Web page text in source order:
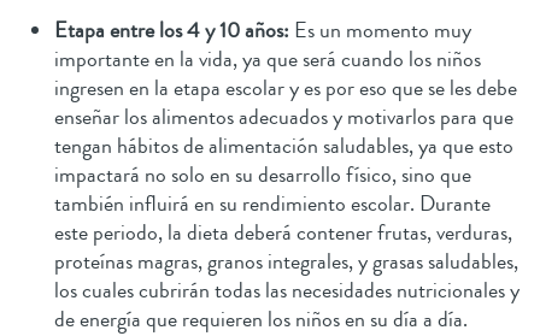
Etapa entre los 4 y 10 años: Es un momento muy
importante en la vida, ya que será cuando los niños
ingresen en la etapa escolar y es por eso que se les debe
enseñar los alimentos adecuados y motivarlos para que
tengan hábitos de alimentación saludables, ya que esto
impactará no solo en su desarrollo físico, sino que
también influirá en su rendimiento escolar. Durante
este periodo, la dieta deberá contener frutas, verduras,
proteínas magras, granos integrales, y grasas saludables,
los cuales cubrirán todas las necesidades nutricionales y
de energía que requieren los niños en su día a día.